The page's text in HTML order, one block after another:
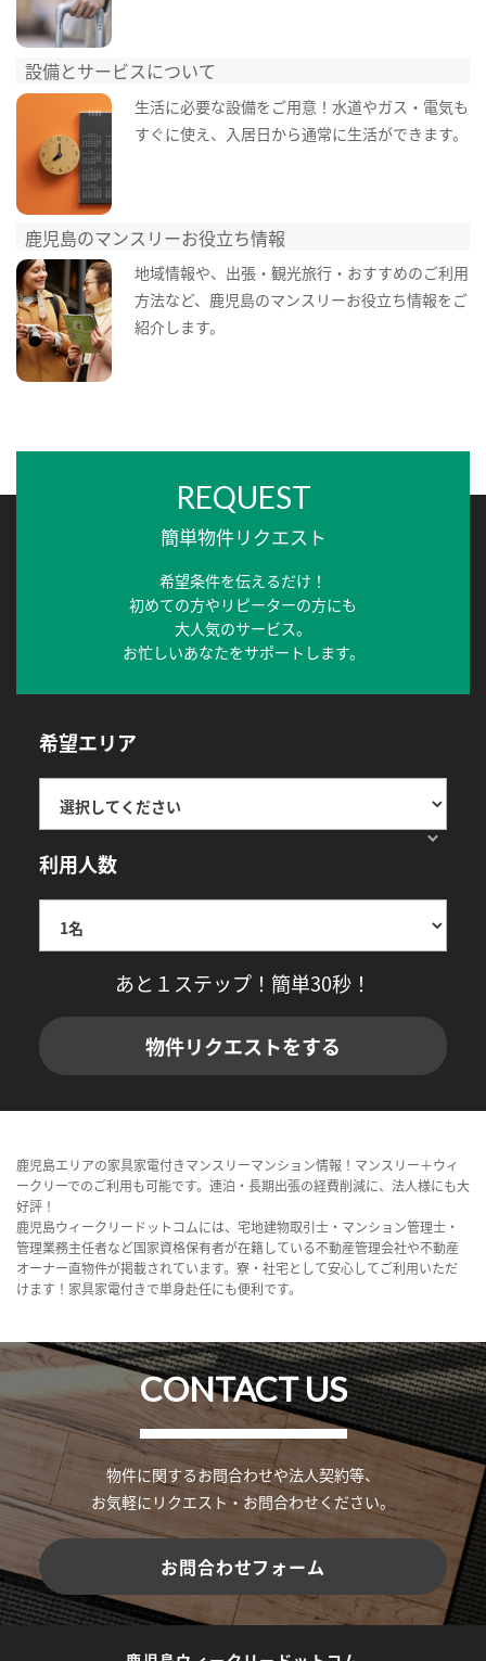
設備とサービスについて
生活に必要な設備をご用意！水道やガス・電気も
すぐに使え、入居日から通常に生活ができます。
鹿児島のマンスリーお役立ち情報
地域情報や、出張・観光旅行・おすすめのご利用
方法など、鹿児島のマンスリーお役立ち情報をご
紹介します。
REQUEST
簡単物件リクエスト
希望条件を伝えるだけ！
初めての方やリピーターの方にも
大人気のサービス。
お忙しいあなたをサポートします。
希望エリア
利用人数
あと１ステップ！簡単30秒！
物件リクエストをする
鹿児島エリアの家具家電付きマンスリーマンション情報！マンスリー＋ウィ
ークリーでのご利用も可能です。連泊・長期出張の経費削減に、法人様にも大
好評！
鹿児島ウィークリードットコムには、宅地建物取引士・マンション管理士・
管理業務主任者など国家資格保有者が在籍している不動産管理会社や不動産
オーナー直物件が掲載されています。寮・社宅として安心してご利用いただ
けます！家具家電付きで単身赴任にも便利です。
CONTACT US
物件に関するお問合わせや法人契約等、
お気軽にリクエスト・お問合わせください。
お問合わせフォーム